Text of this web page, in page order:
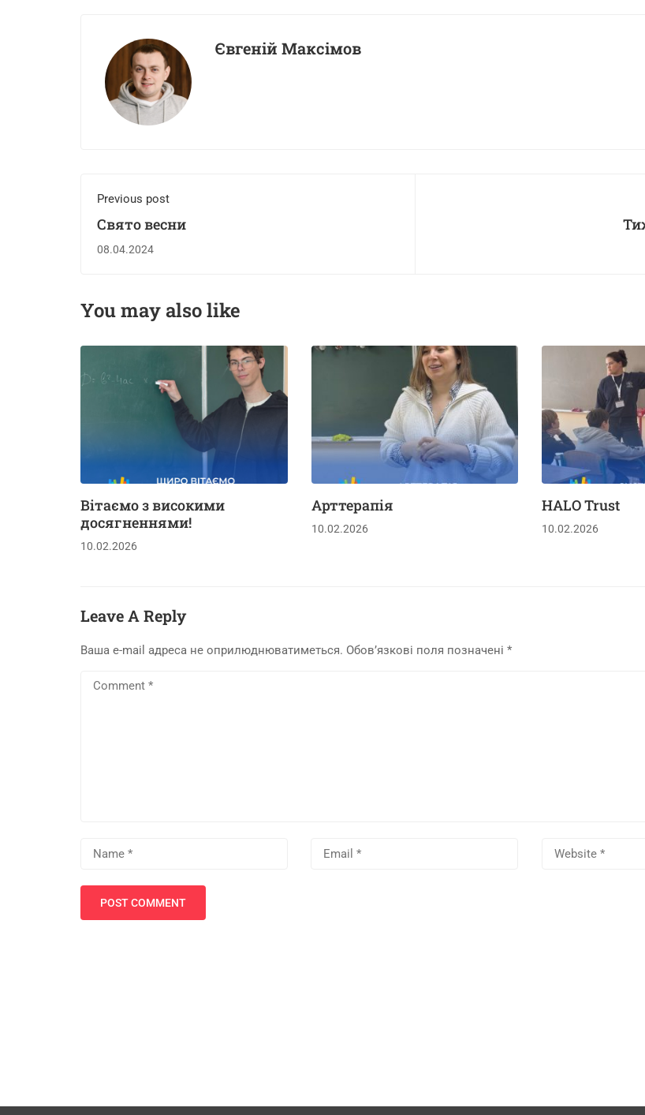
Євгеній Максімов
Previous post
Свято весни
08.04.2024
You may also like
Вітаємо з високими
досягненнями!
10.02.2026
Арттерапія
10.02.2026
HALO Trust
10.02.2026
Leave A Reply
Ваша e-mail адреса не оприлюднюватиметься. Обов’язкові поля позначені *